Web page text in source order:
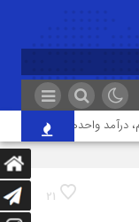
واحدهای صنفی را
21